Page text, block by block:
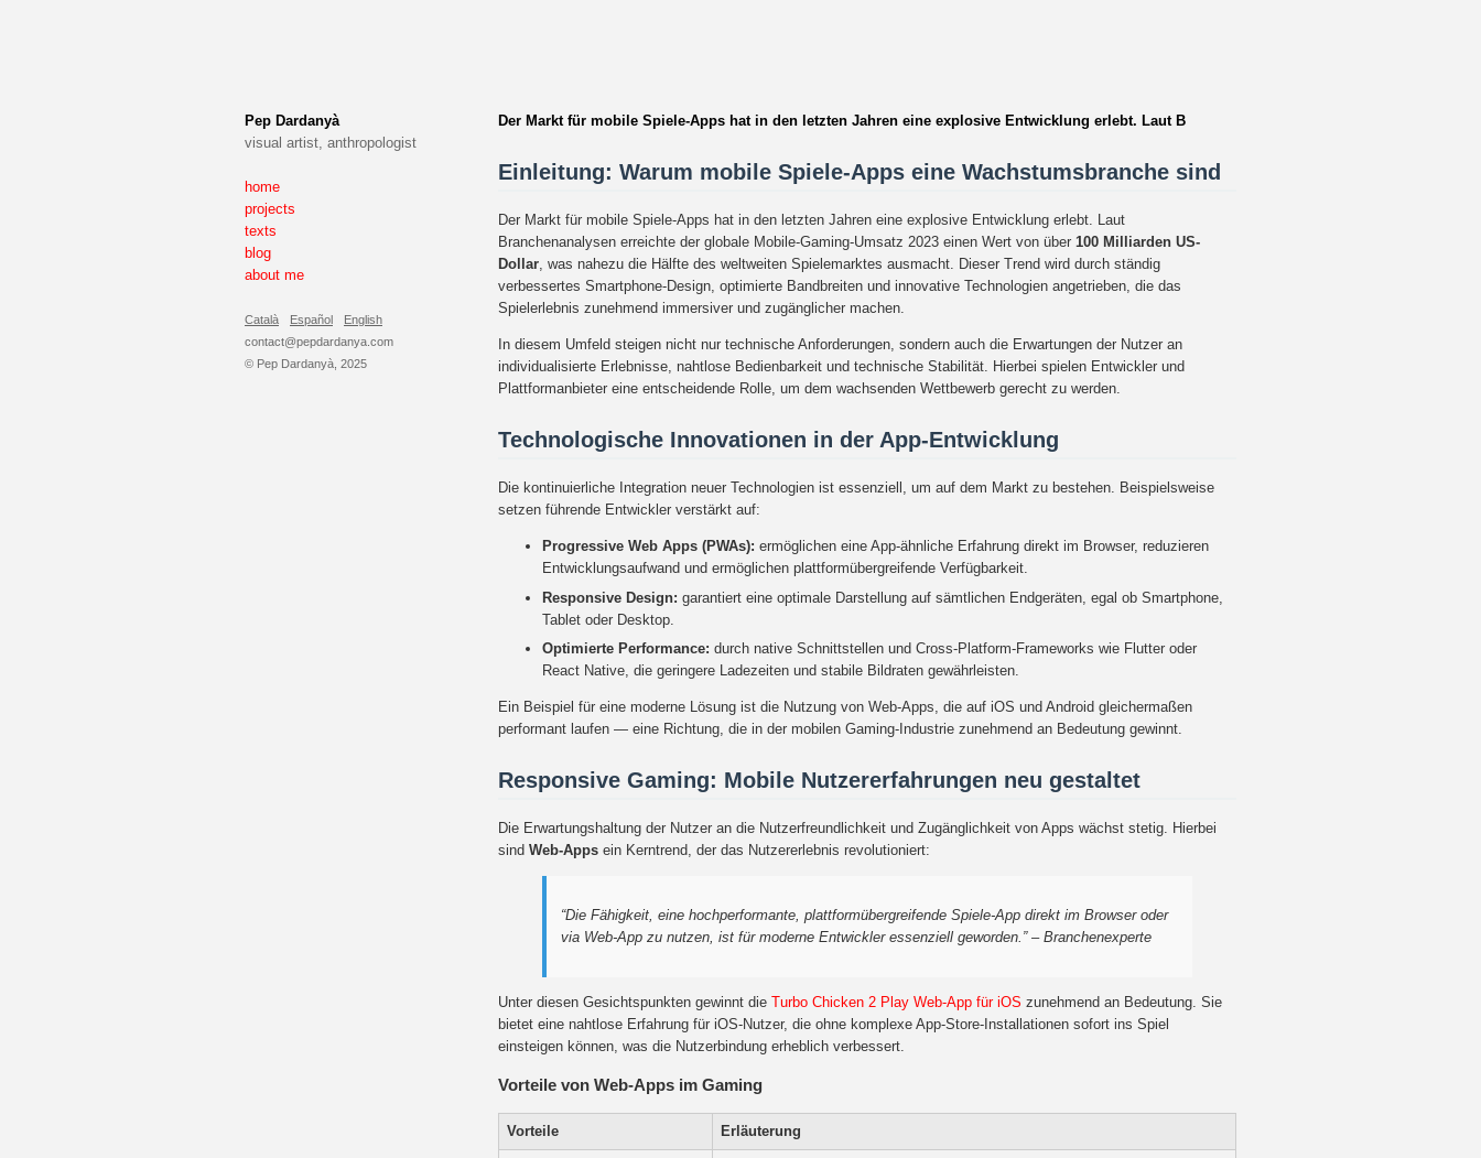
Pep Dardanyà
visual artist, anthropologist
home
projects
texts
blog
about me
Català Español
English
contact@pepdardanya.com
© Pep Dardanyà, 2025
Der Markt für mobile Spiele-Apps hat in den letzten Jahren eine explosive Entwicklung erlebt. Laut B
Einleitung: Warum mobile Spiele-Apps eine Wachstumsbranche sind
Der Markt für mobile Spiele-Apps hat in den letzten Jahren eine explosive Entwicklung erlebt. Laut
Branchenanalysen erreichte der globale Mobile-Gaming-Umsatz 2023 einen Wert von über 100 Milliarden US-
Dollar, was nahezu die Hälfte des weltweiten Spielemarktes ausmacht. Dieser Trend wird durch ständig
verbessertes Smartphone-Design, optimierte Bandbreiten und innovative Technologien angetrieben, die das
Spielerlebnis zunehmend immersiver und zugänglicher machen.
In diesem Umfeld steigen nicht nur technische Anforderungen, sondern auch die Erwartungen der Nutzer an
individualisierte Erlebnisse, nahtlose Bedienbarkeit und technische Stabilität. Hierbei spielen Entwickler und
Plattformanbieter eine entscheidende Rolle, um dem wachsenden Wettbewerb gerecht zu werden.
Technologische Innovationen in der App-Entwicklung
Die kontinuierliche Integration neuer Technologien ist essenziell, um auf dem Markt zu bestehen. Beispielsweise
setzen führende Entwickler verstärkt auf:
Progressive Web Apps (PWAs): ermöglichen eine App-ähnliche Erfahrung direkt im Browser, reduzieren
Entwicklungsaufwand und ermöglichen plattformübergreifende Verfügbarkeit.
Responsive Design: garantiert eine optimale Darstellung auf sämtlichen Endgeräten, egal ob Smartphone,
Tablet oder Desktop.
Optimierte Performance: durch native Schnittstellen und Cross-Platform-Frameworks wie Flutter oder
React Native, die geringere Ladezeiten und stabile Bildraten gewährleisten.
Ein Beispiel für eine moderne Lösung ist die Nutzung von Web-Apps, die auf iOS und Android gleichermaßen
performant laufen — eine Richtung, die in der mobilen Gaming-Industrie zunehmend an Bedeutung gewinnt.
Responsive Gaming: Mobile Nutzererfahrungen neu gestaltet
Die Erwartungshaltung der Nutzer an die Nutzerfreundlichkeit und Zugänglichkeit von Apps wächst stetig. Hierbei
sind Web-Apps ein Kerntrend, der das Nutzererlebnis revolutioniert:
“Die Fähigkeit, eine hochperformante, plattformübergreifende Spiele-App direkt im Browser oder
via Web-App zu nutzen, ist für moderne Entwickler essenziell geworden.” – Branchenexperte
Unter diesen Gesichtspunkten gewinnt die Turbo Chicken 2 Play Web-App für iOS zunehmend an Bedeutung. Sie
bietet eine nahtlose Erfahrung für iOS-Nutzer, die ohne komplexe App-Store-Installationen sofort ins Spiel
einsteigen können, was die Nutzerbindung erheblich verbessert.
Vorteile von Web-Apps im Gaming
Vorteile Erläuterung